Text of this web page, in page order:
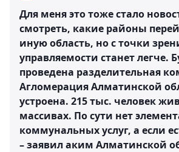
Для меня это тоже стало
смотреть, какие районы
иную область, но с точки
управляемости станет легче.
проведена разделительная
Агломерация Алматинской
устроена. 215 тыс. человек
массивах. По сути нет
коммунальных услуг, а если
– заявил аким Алматинской